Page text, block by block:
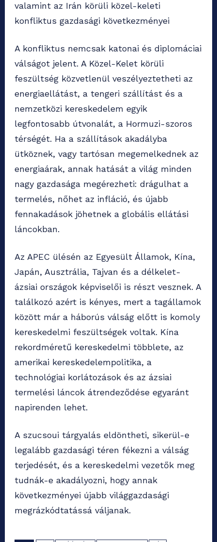
valamint az Irán körüli közel-keleti
konfliktus gazdasági következményei
A konfliktus nemcsak katonai és diplomáciai
válságot jelent. A Közel-Kelet körüli
feszültség közvetlenül veszélyeztetheti az
energiaellátást, a tengeri szállítást és a
nemzetközi kereskedelem egyik
legfontosabb útvonalát, a Hormuzi-szoros
térségét. Ha a szállítások akadályba
ütköznek, vagy tartósan megemelkednek az
energiaárak, annak hatását a világ minden
nagy gazdasága megérezheti: drágulhat a
termelés, nőhet az infláció, és újabb
fennakadások jöhetnek a globális ellátási
láncokban.
Az APEC ülésén az Egyesült Államok, Kína,
Japán, Ausztrália, Tajvan és a délkelet-
ázsiai országok képviselői is részt vesznek. A
találkozó azért is kényes, mert a tagállamok
között már a háborús válság előtt is komoly
kereskedelmi feszültségek voltak. Kína
rekordméretű kereskedelmi többlete, az
amerikai kereskedelempolitika, a
technológiai korlátozások és az ázsiai
termelési láncok átrendeződése egyaránt
napirenden lehet.
A szucsoui tárgyalás eldöntheti, sikerül-e
legalább gazdasági téren fékezni a válság
terjedését, és a kereskedelmi vezetők meg
tudnák-e akadályozni, hogy annak
következményei újabb világgazdasági
megrázkódtatássá váljanak.